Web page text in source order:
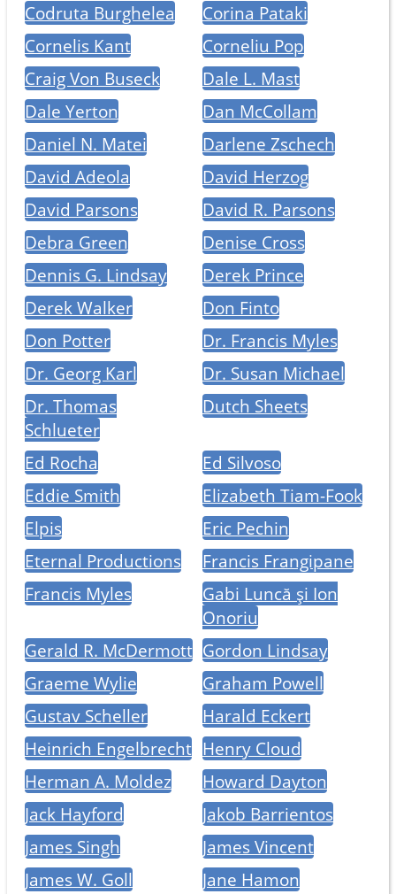
Codruta Burghelea
Corina Pataki
Cornelis Kant
Corneliu Pop
Craig Von Buseck
Dale L. Mast
Dale Yerton
Dan McCollam
Daniel N. Matei
Darlene Zschech
David Adeola
David Herzog
David Parsons
David R. Parsons
Debra Green
Denise Cross
Dennis G. Lindsay
Derek Prince
Derek Walker
Don Finto
Don Potter
Dr. Francis Myles
Dr. Georg Karl
Dr. Susan Michael
Dr. Thomas
Schlueter
Dutch Sheets
Ed Rocha
Ed Silvoso
Eddie Smith
Elizabeth Tiam-Fook
Elpis
Eric Pechin
Eternal Productions
Francis Frangipane
Francis Myles
Gabi Luncă și Ion
Onoriu
Gerald R. McDermott Gordon Lindsay
Graeme Wylie
Graham Powell
Gustav Scheller
Harald Eckert
Heinrich Engelbrecht Henry Cloud
Herman A. Moldez
Howard Dayton
Jack Hayford
Jakob Barrientos
James Singh
James Vincent
James W. Goll
Jane Hamon